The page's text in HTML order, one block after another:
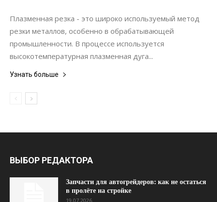
Плазменная резка - это широко используемый метод
резки металлов, особенно в обрабатывающей
промышленности. В процессе используется
высокотемпературная плазменная дуга...
Узнать больше
ВЫБОР РЕДАКТОРА
Запчасти для автогрейдеров: как не остаться
в пролёте на стройке
19.07.2026